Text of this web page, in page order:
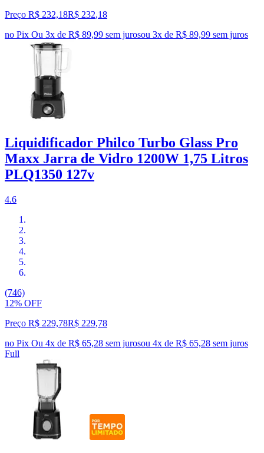
Preço R$ 232,18R$ 232,18
no Pix Ou 3x de R$ 89,99 sem jurosou 3x de R$ 89,99 sem juros
Liquidificador Philco Turbo Glass Pro
Maxx Jarra de Vidro 1200W 1,75 Litros
PLQ1350 127v
4.6
(746)
12% OFF
Preço R$ 229,78R$ 229,78
no Pix Ou 4x de R$ 65,28 sem jurosou 4x de R$ 65,28 sem juros
Full